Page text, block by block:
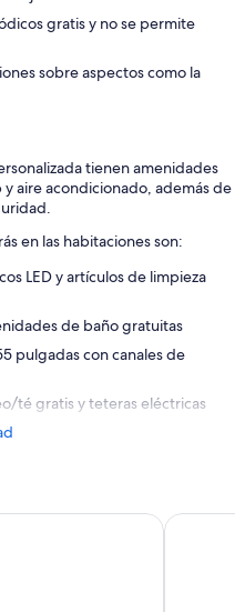
gratis y no se permite
sobre aspectos como la
tienen amenidades
aire acondicionado, además de
en las habitaciones son:
LED y artículos de limpieza
de baño gratuitas
pulgadas con canales de
té gratis y teteras eléctricas
Stay Collection Cour